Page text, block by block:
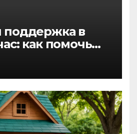
поддержка в
как помочь
с
и
семью